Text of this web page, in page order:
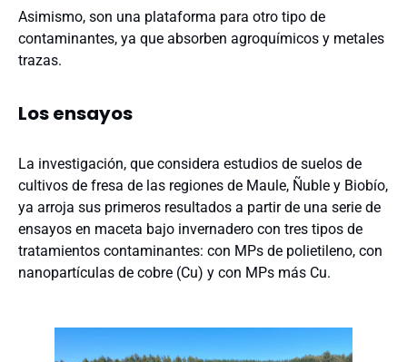
Asimismo, son una plataforma para otro tipo de
contaminantes, ya que absorben agroquímicos y metales
trazas.
Los ensayos
La investigación, que considera estudios de suelos de
cultivos de fresa de las regiones de Maule, Ñuble y Biobío,
ya arroja sus primeros resultados a partir de una serie de
ensayos en maceta bajo invernadero con tres tipos de
tratamientos contaminantes: con MPs de polietileno, con
nanopartículas de cobre (Cu) y con MPs más Cu.